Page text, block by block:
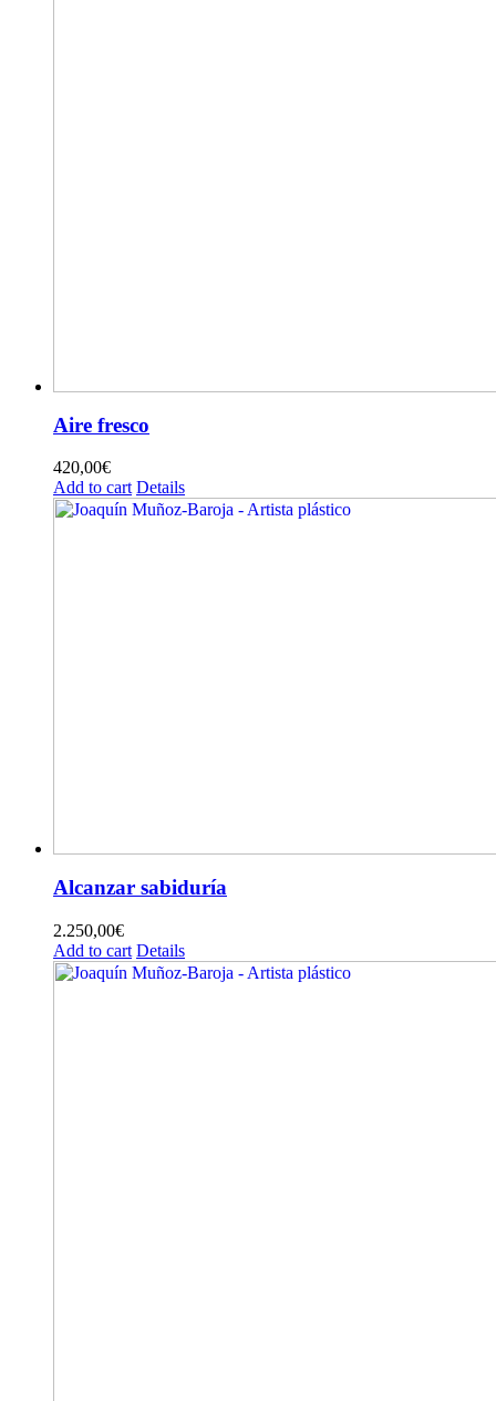
Aire fresco
420,00€
Add to cart Details
Alcanzar sabiduría
2.250,00€
Add to cart Details